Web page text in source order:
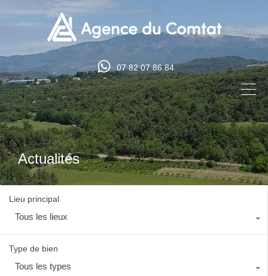
07 82 07 86 84
Actualités
Lieu principal
Tous les lieux
Type de bien
Tous les types